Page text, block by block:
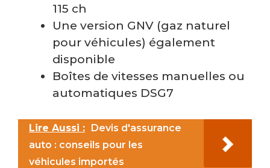
115 ch
Une version GNV (gaz naturel
pour véhicules) également
disponible
Boîtes de vitesses manuelles ou
automatiques DSG7
Lire Aussi : Devis d'assurance
auto : conseils pour les
véhicules importés